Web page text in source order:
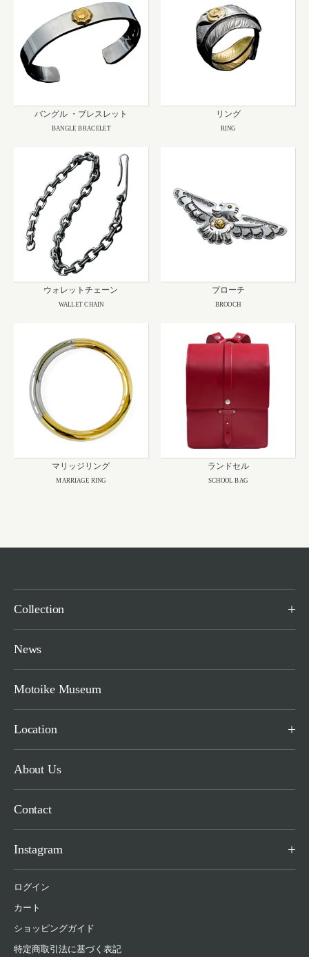
バングル ・ブレスレット
BANGLE BRACELET
リング
RING
ウォレットチェーン
WALLET CHAIN
ブローチ
BROOCH
マリッジリング
MARRIAGE RING
ランドセル
SCHOOL BAG
Collection
News
Motoike Museum
Location
About Us
Contact
Instagram
ログイン
カート
ショッピングガイド
特定商取引法に基づく表記